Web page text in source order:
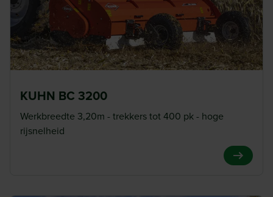
KUHN BC 3200
Werkbreedte 3,20m - trekkers tot 400 pk - hoge
rijsnelheid
View